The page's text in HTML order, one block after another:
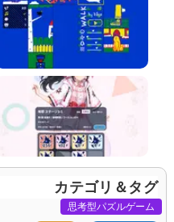
カテゴリ＆タグ
思考型パズルゲーム